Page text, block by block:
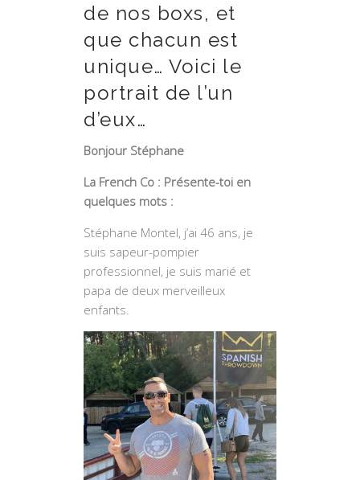
de nos boxs, et
que chacun est
unique… Voici le
portrait de l’un
d’eux…
Bonjour Stéphane
La French Co : Présente-toi en
quelques mots :
Stéphane Montel, j’ai 46 ans, je
suis sapeur-pompier
professionnel, je suis marié et
papa de deux merveilleux
enfants.